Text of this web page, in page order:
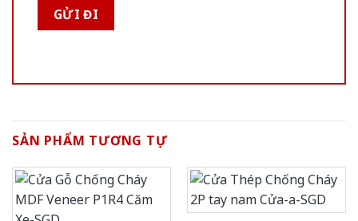
SẢN PHẨM TƯƠNG TỰ